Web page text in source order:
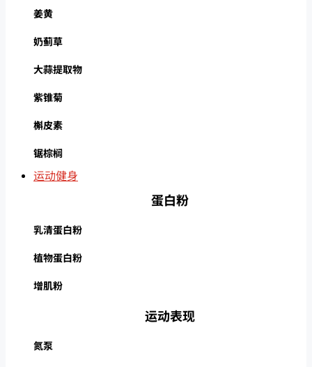
姜黄
奶蓟草
大蒜提取物
紫锥菊
槲皮素
锯棕榈
运动健身
蛋白粉
乳清蛋白粉
植物蛋白粉
增肌粉
运动表现
氮泵